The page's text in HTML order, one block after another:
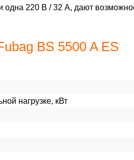
одна 220 В / 32 А, дают
BS 5500 A ES
нагрузке, кВт